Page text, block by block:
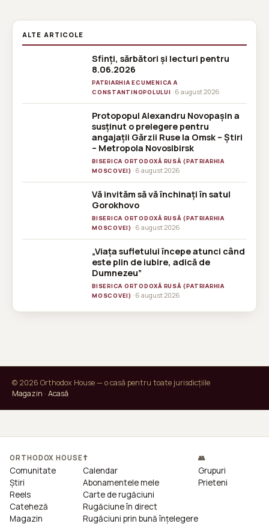
ALTE ARTICOLE
Sfinți, sărbători și lecturi pentru
8.06.2026
PATRIARHIA ECUMENICA A
CONSTANTINOPOLULUI · 6 august 2026
Protopopul Alexandru Novopașin a
susținut o prelegere pentru
angajații Gărzii Ruse la Omsk – Știri
– Metropola Novosibirsk
BISERICA ORTODOXĂ RUSĂ (PATRIARHIA
MOSCOVEI) · 6 august 2026
Vă invităm să vă închinați în satul
Gorokhovo
BISERICA ORTODOXĂ RUSĂ (PATRIARHIA
MOSCOVEI) · 6 august 2026
„Viața sufletului începe atunci când
este plin de iubire, adică de
Dumnezeu”
BISERICA ORTODOXĂ RUSĂ (PATRIARHIA
MOSCOVEI) · 6 august 2026
© 2026 Orthodox House — o casă pentru toate jurisdicțiile
Magazin · Acasă
ORTHODOX HOUSE
Comunitate
Știri
Reels
Cateheză
Magazin
☦
Calendar
Abonamentele mele
Carte de rugăciuni
Rugăciune în direct
Rugăciuni prin bună înțelegere
👥
Grupuri
Prieteni